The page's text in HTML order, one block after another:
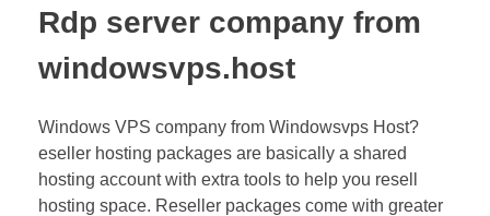
Rdp server company from
windowsvps.host
Windows VPS company from Windowsvps Host?
eseller hosting packages are basically a shared
hosting account with extra tools to help you resell
hosting space. Reseller packages come with greater